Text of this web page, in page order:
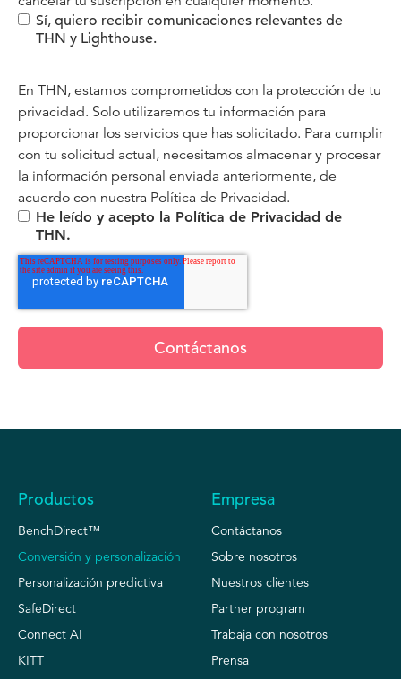
Sí, quiero recibir comunicaciones relevantes de
THN y Lighthouse.
En THN, estamos comprometidos con la protección de tu
privacidad. Solo utilizaremos tu información para
proporcionar los servicios que has solicitado. Para cumplir
con tu solicitud actual, necesitamos almacenar y procesar
la información personal enviada anteriormente, de
acuerdo con nuestra Política de Privacidad.
He leído y acepto la Política de Privacidad de
THN.
Productos
BenchDirect™
Conversión y personalización
Personalización predictiva
SafeDirect
Connect AI
KITT
Empresa
Contáctanos
Sobre nosotros
Nuestros clientes
Partner program
Trabaja con nosotros
Prensa